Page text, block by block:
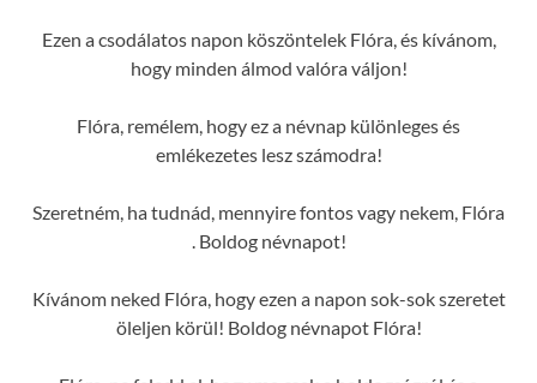
Ezen a csodálatos napon köszöntelek Flóra, és kívánom,
hogy minden álmod valóra váljon!
Flóra, remélem, hogy ez a névnap különleges és
emlékezetes lesz számodra!
Szeretném, ha tudnád, mennyire fontos vagy nekem, Flóra
. Boldog névnapot!
Kívánom neked Flóra, hogy ezen a napon sok-sok szeretet
öleljen körül! Boldog névnapot Flóra!